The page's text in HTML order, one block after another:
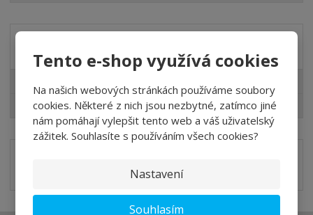
Tento e-shop využívá cookies
Na našich webových stránkách používáme soubory
cookies. Některé z nich jsou nezbytné, zatímco jiné
nám pomáhají vylepšit tento web a váš uživatelský
zážitek. Souhlasíte s používáním všech cookies?
Nastavení
Souhlasím
Slevy pro Vás